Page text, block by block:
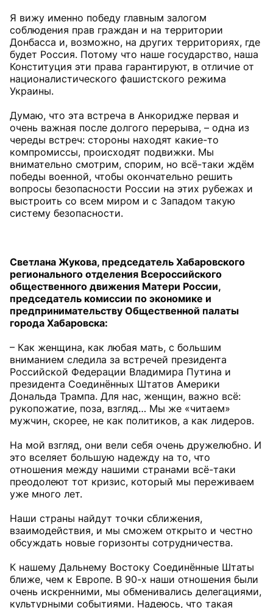
Я вижу именно победу главным залогом
соблюдения прав граждан и на территории
Донбасса и, возможно, на других территориях, где
будет Россия. Потому что наше государство, наша
Конституция эти права гарантируют, в отличие от
националистического фашистского режима
Украины.
Думаю, что эта встреча в Анкоридже первая и
очень важная после долгого перерыва, – одна из
череды встреч: стороны находят какие-то
компромиссы, происходят подвижки. Мы
внимательно смотрим, спорим, но всё-таки ждём
победы военной, чтобы окончательно решить
вопросы безопасности России на этих рубежах и
выстроить со всем миром и с Западом такую
систему безопасности.
Светлана Жукова, председатель Хабаровского
регионального отделения Всероссийского
общественного движения Матери России,
председатель комиссии по экономике и
предпринимательству Общественной палаты
города Хабаровска:
– Как женщина, как любая мать, с большим
вниманием следила за встречей президента
Российской Федерации Владимира Путина и
президента Соединённых Штатов Америки
Дональда Трампа. Для нас, женщин, важно всё:
рукопожатие, поза, взгляд… Мы же «читаем»
мужчин, скорее, не как политиков, а как лидеров.
На мой взгляд, они вели себя очень дружелюбно. И
это вселяет большую надежду на то, что
отношения между нашими странами всё-таки
преодолеют тот кризис, который мы переживаем
уже много лет.
Наши страны найдут точки сближения,
взаимодействия, и мы сможем открыто и честно
обсуждать новые горизонты сотрудничества.
К нашему Дальнему Востоку Соединённые Штаты
ближе, чем к Европе. В 90-х наши отношения были
очень искренними, мы обменивались делегациями,
культурными событиями. Надеюсь, что такая